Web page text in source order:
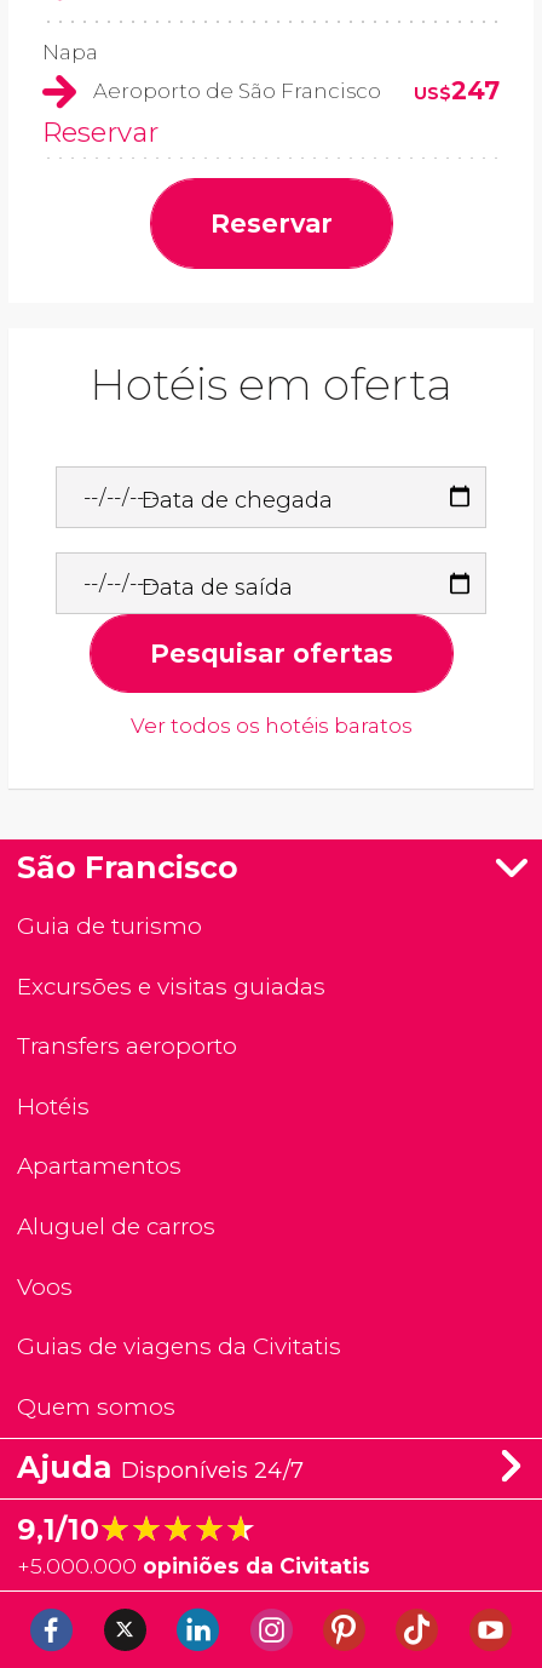
Napa
Aeroporto de São Francisco
US$247
Reservar
Reservar
Hotéis em oferta
Data de chegada
Data de saída
Pesquisar ofertas
Ver todos os hotéis baratos
São Francisco
Guia de turismo
Excursões e visitas guiadas
Transfers aeroporto
Hotéis
Apartamentos
Aluguel de carros
Voos
Guias de viagens da Civitatis
Quem somos
Ajuda Disponíveis 24/7
9,1/10★★★★★
★★★★★
+5.000.000 opiniões da Civitatis